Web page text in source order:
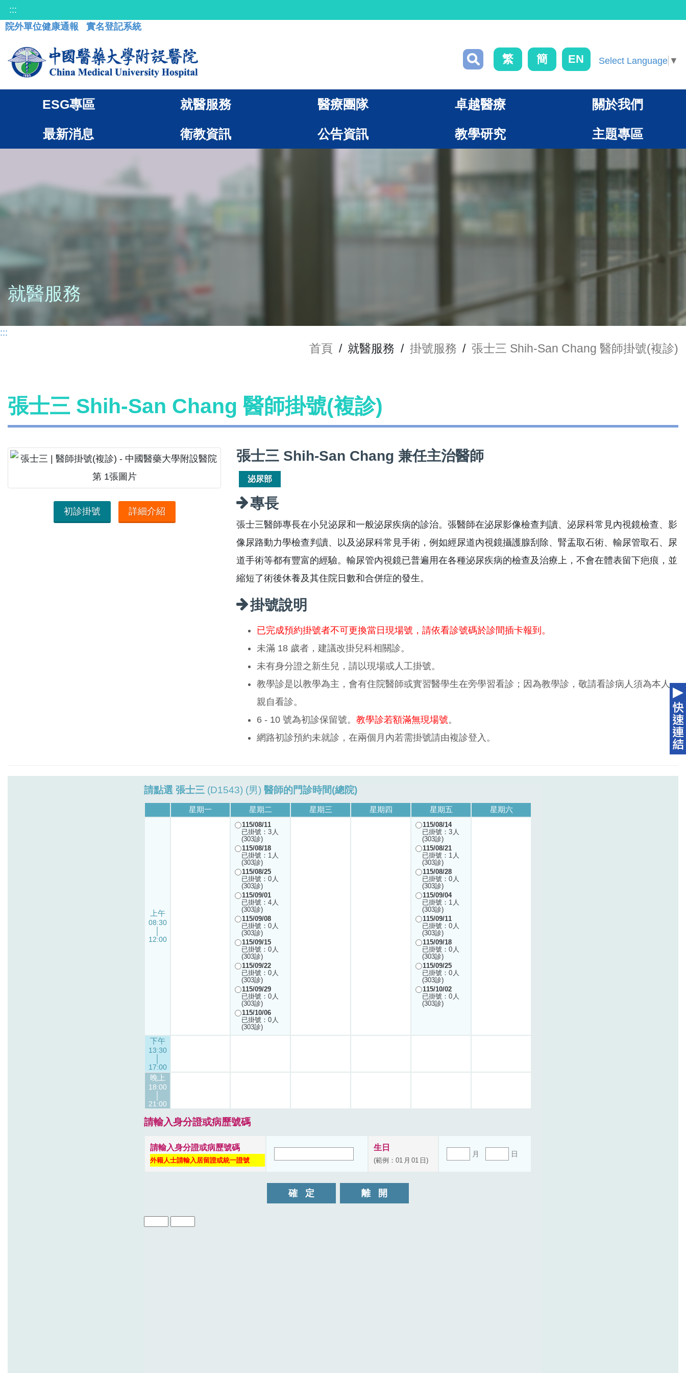
:::
院外單位健康通報
實名登記系統
繁 簡 EN Select Language ▼
ESG專區 就醫服務 醫療團隊 卓越醫療 關於我們
最新消息 衛教資訊 公告資訊 教學研究 主題專區
就醫服務
:::
首頁 / 就醫服務 / 掛號服務 / 張士三 Shih-San Chang 醫師掛號(複診)
張士三 Shih-San Chang 醫師掛號(複診)
初診掛號 詳細介紹
張士三 Shih-San Chang 兼任主治醫師
泌尿部
專長
張士三醫師專長在小兒泌尿和一般泌尿疾病的診治。張醫師在泌尿影像檢查判讀、泌尿科常見內視鏡檢查、影
像尿路動力學檢查判讀、以及泌尿科常見手術，例如經尿道內視鏡攝護腺刮除、腎盂取石術、輸尿管取石、尿
道手術等都有豐富的經驗。輸尿管內視鏡已普遍用在各種泌尿疾病的檢查及治療上，不會在體表留下疤痕，並
縮短了術後休養及其住院日數和合併症的發生。
掛號說明
已完成預約掛號者不可更換當日現場號，請依看診號碼於診間插卡報到。
未滿 18 歲者，建議改掛兒科相關診。
未有身分證之新生兒，請以現場或人工掛號。
教學診是以教學為主，會有住院醫師或實習醫學生在旁學習看診；因為教學診，敬請看診病人須為本人
親自看診。
6 - 10 號為初診保留號。 教學診若額滿無現場號。
網路初診預約未就診，在兩個月內若需掛號請由複診登入。